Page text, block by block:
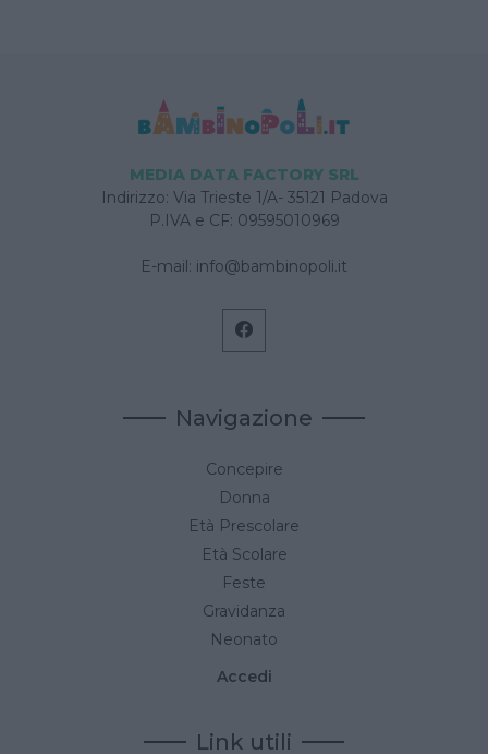
MEDIA DATA FACTORY SRL
Indirizzo: Via Trieste 1/A- 35121 Padova
P.IVA e CF: 09595010969
E-mail: info@bambinopoli.it
Navigazione
Concepire
Donna
Età Prescolare
Età Scolare
Feste
Gravidanza
Neonato
Accedi
Link utili